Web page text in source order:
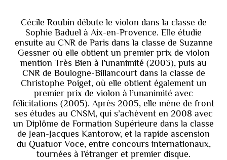
Cécile Roubin débute le violon dans la classe de
Sophie Baduel à Aix-en-Provence. Elle étudie
ensuite au CNR de Paris dans la classe de Suzanne
Gessner où elle obtient un premier prix de violon
mention Très Bien à l’unanimité (2003), puis au
CNR de Boulogne-Billancourt dans la classe de
Christophe Poiget, où elle obtient également un
premier prix de violon à l’unanimité avec
félicitations (2005). Après 2005, elle mène de front
ses études au CNSM, qui s’achèvent en 2008 avec
un Diplôme de Formation Supérieure dans la classe
de Jean-Jacques Kantorow, et la rapide ascension
du Quatuor Voce, entre concours internationaux,
tournées à l’étranger et premier disque.